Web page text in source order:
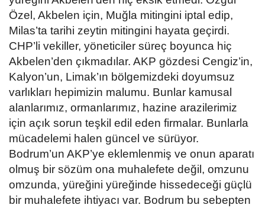
Özel, Akbelen için, Muğla mitingini iptal edip,
Milas’ta tarihi zeytin mitingini hayata geçirdi.
CHP’li vekiller, yöneticiler süreç boyunca hiç
Akbelen’den çıkmadılar. AKP gözdesi Cengiz’in,
Kalyon’un, Limak’ın bölgemizdeki doyumsuz
varlıkları hepimizin malumu. Bunlar kamusal
alanlarımız, ormanlarımız, hazine arazilerimiz
için açık sorun teşkil edil eden firmalar. Bunlarla
mücadelemi halen güncel ve sürüyor.
Bodrum’un AKP’ye eklemlenmiş ve onun aparatı
olmuş bir sözüm ona muhalefete değil, omzunu
omzunda, yüreğini yüreğinde hissedeceği güçlü
bir muhalefete ihtiyacı var. Bodrum bu sebepten